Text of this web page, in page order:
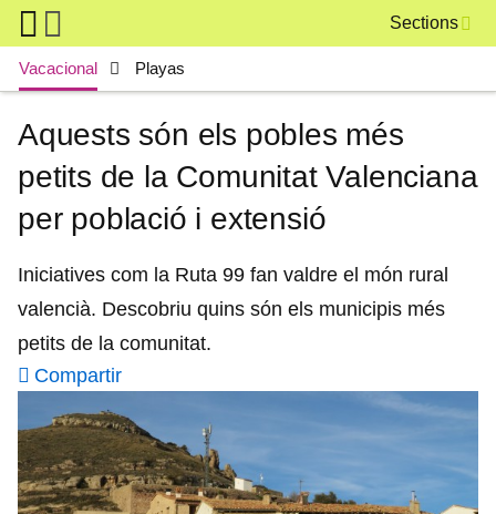
Skip to main content
Sections
Main navigation
Vacacional Playas
Aquests són els pobles més
petits de la Comunitat Valenciana
per població i extensió
Iniciatives com la Ruta 99 fan valdre el món rural
valencià. Descobriu quins són els municipis més
petits de la comunitat.
Compartir